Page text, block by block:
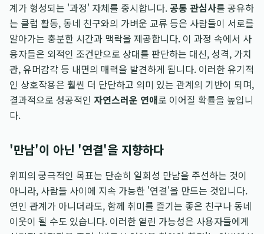
계가 형성되는 '과정' 자체를 중시합니다. 공통 관심사를 공유하
는 클럽 활동, 동네 친구와의 가벼운 교류 등은 사람들이 서로를
알아가는 충분한 시간과 맥락을 제공합니다. 이 과정 속에서 사
용자들은 외적인 조건만으로 상대를 판단하는 대신, 성격, 가치
관, 유머감각 등 내면의 매력을 발견하게 됩니다. 이러한 유기적
인 상호작용은 훨씬 더 단단하고 의미 있는 관계의 기반이 되며,
결과적으로 성공적인 자연스러운 연애로 이어질 확률을 높입니
다.
'만남'이 아닌 '연결'을 지향하다
위피의 궁극적인 목표는 단순히 일회성 만남을 주선하는 것이
아니라, 사람들 사이에 지속 가능한 '연결'을 만드는 것입니다.
연인 관계가 아니더라도, 함께 취미를 즐기는 좋은 친구나 동네
이웃이 될 수도 있습니다. 이러한 열린 가능성은 사용자들에게